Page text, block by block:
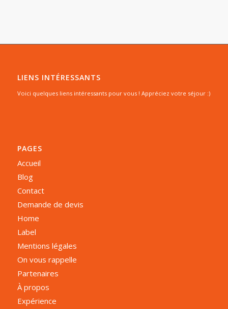
LIENS INTÉRESSANTS
Voici quelques liens intéressants pour vous ! Appréciez votre séjour :)
PAGES
Accueil
Blog
Contact
Demande de devis
Home
Label
Mentions légales
On vous rappelle
Partenaires
À propos
Expérience